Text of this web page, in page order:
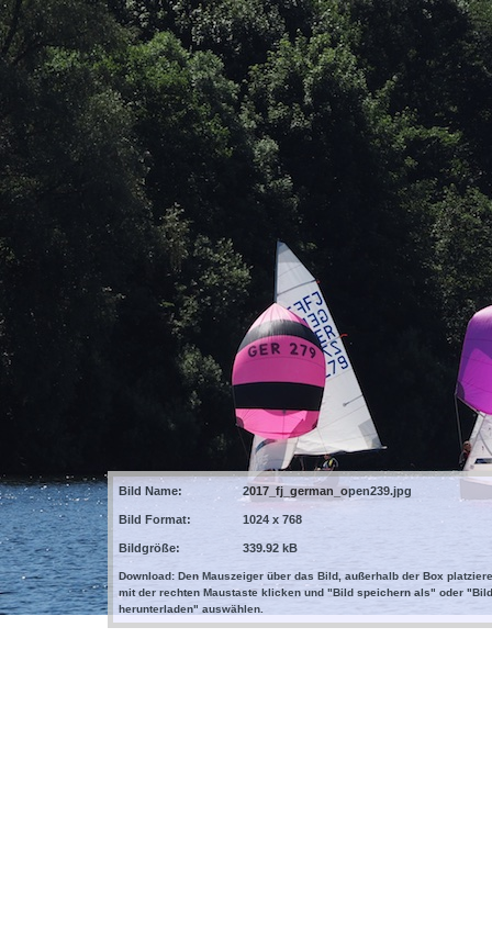
Bild Name: 2017_fj_german_open239.jpg
Bild Format: 1024 x 768
Bildgröße: 339.92 kB
Download: Den Mauszeiger über das Bild, außerhalb der Box
mit der rechten Maustaste klicken und "Bild speichern als" oder "Bild
herunterladen" auswählen.